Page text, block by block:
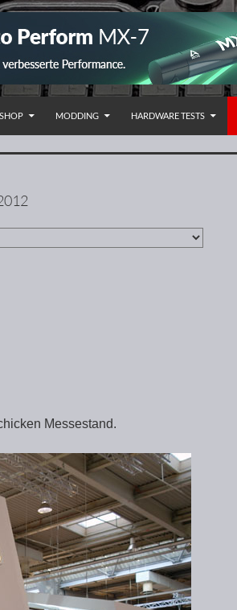
MODDING HARDWARE TESTS
Messestand.